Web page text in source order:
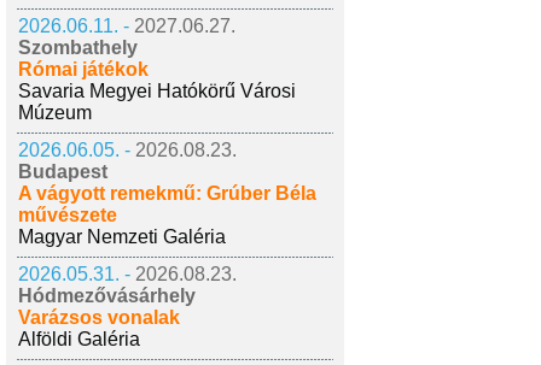
2026.06.11. - 2027.06.27.
Szombathely
Római játékok
Savaria Megyei Hatókörű Városi
Múzeum
2026.06.05. - 2026.08.23.
Budapest
A vágyott remekmű: Grúber Béla
művészete
Magyar Nemzeti Galéria
2026.05.31. - 2026.08.23.
Hódmezővásárhely
Varázsos vonalak
Alföldi Galéria